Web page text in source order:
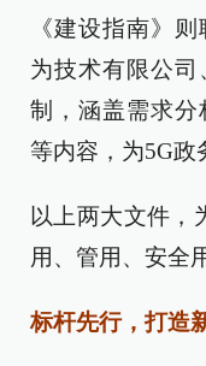
《建设指南》
为技术有限公
制，涵盖需求分
等内容，为5G政
以上两大文件，
用、管用、安全
标杆先行，打造